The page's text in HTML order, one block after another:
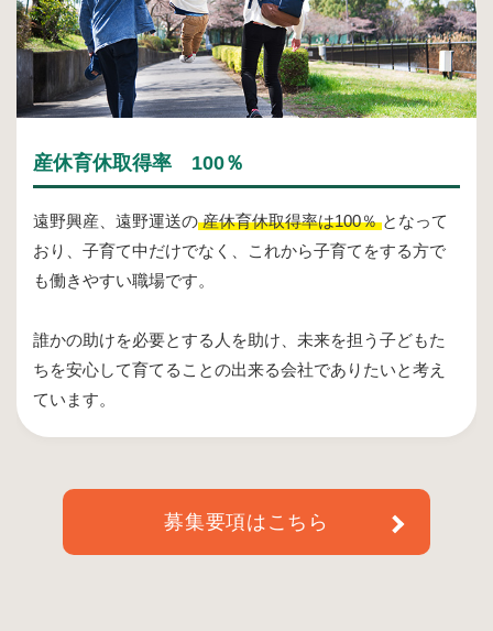
産休育休取得率 100％
遠野興産、遠野運送の 産休育休取得率は100％ となって
おり、子育て中だけでなく、これから子育てをする方で
も働きやすい職場です。
誰かの助けを必要とする人を助け、未来を担う子どもた
ちを安心して育てることの出来る会社でありたいと考え
ています。
募集要項はこちら